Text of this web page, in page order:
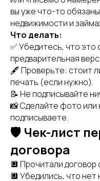
вы уже что-то
недвижимости и
Что делать:
✅ Убедитесь, что
предварительная
🖋 Проверьте: стоит
печать (если нужно).
📝 Не подписывайте
📸 Сделайте фото или
подписываете.
🛡 Чек-лист
договора
🔲 Прочитали договор
🔲 Убедились, что